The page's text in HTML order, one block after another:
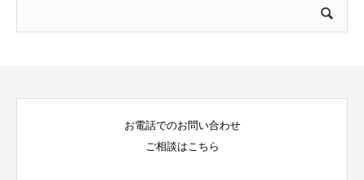
お電話でのお問い合わせ
ご相談はこちら